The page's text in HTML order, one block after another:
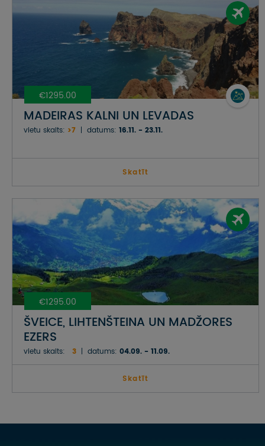
€1295.00
MADEIRAS KALNI UN LEVADAS
vietu skaits: >7 datums: 16.11. - 23.11.
Skatīt
€1295.00
ŠVEICE, LIHTENŠTEINA UN MADŽORES
EZERS
vietu skaits: 3 datums: 04.09. - 11.09.
Skatīt